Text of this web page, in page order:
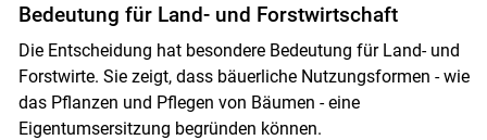
Bedeutung für Land- und Forstwirtschaft
Die Entscheidung hat besondere Bedeutung für Land- und
Forstwirte. Sie zeigt, dass bäuerliche Nutzungsformen - wie
das Pflanzen und Pflegen von Bäumen - eine
Eigentumsersitzung begründen können.